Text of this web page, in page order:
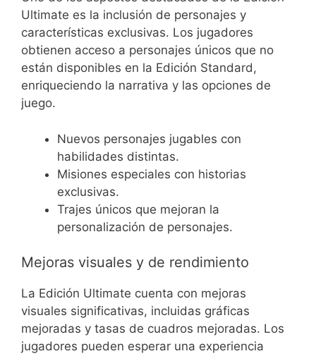
Ultimate es la inclusión de personajes y
características exclusivas. Los jugadores
obtienen acceso a personajes únicos que no
están disponibles en la Edición Standard,
enriqueciendo la narrativa y las opciones de
juego.
Nuevos personajes jugables con
habilidades distintas.
Misiones especiales con historias
exclusivas.
Trajes únicos que mejoran la
personalización de personajes.
Mejoras visuales y de rendimiento
La Edición Ultimate cuenta con mejoras
visuales significativas, incluidas gráficas
mejoradas y tasas de cuadros mejoradas. Los
jugadores pueden esperar una experiencia